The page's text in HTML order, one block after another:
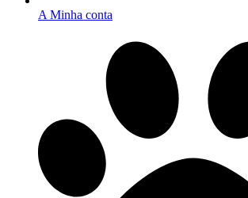
A Minha conta